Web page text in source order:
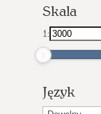
Skala
1:
Język